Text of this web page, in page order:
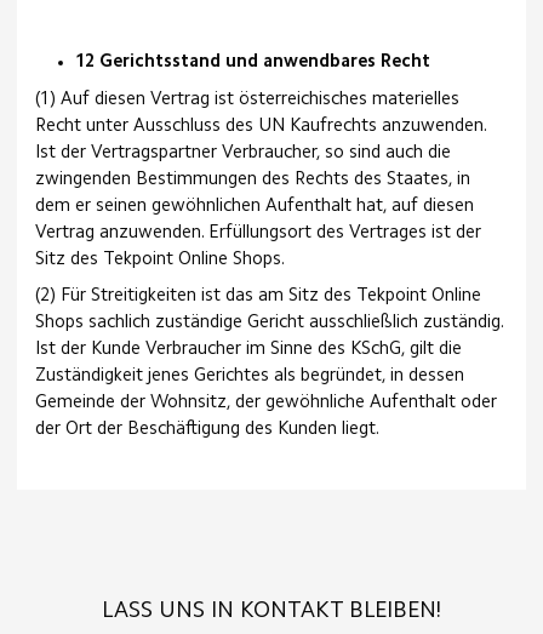
12 Gerichtsstand und anwendbares Recht
(1) Auf diesen Vertrag ist österreichisches materielles
Recht unter Ausschluss des UN Kaufrechts anzuwenden.
Ist der Vertragspartner Verbraucher, so sind auch die
zwingenden Bestimmungen des Rechts des Staates, in
dem er seinen gewöhnlichen Aufenthalt hat, auf diesen
Vertrag anzuwenden. Erfüllungsort des Vertrages ist der
Sitz des Tekpoint Online Shops.
(2) Für Streitigkeiten ist das am Sitz des Tekpoint Online
Shops sachlich zuständige Gericht ausschließlich zuständig.
Ist der Kunde Verbraucher im Sinne des KSchG, gilt die
Zuständigkeit jenes Gerichtes als begründet, in dessen
Gemeinde der Wohnsitz, der gewöhnliche Aufenthalt oder
der Ort der Beschäftigung des Kunden liegt.
LASS UNS IN KONTAKT BLEIBEN!